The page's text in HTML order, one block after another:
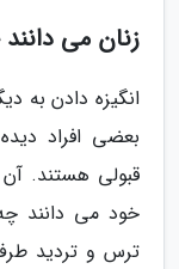
زنان می
انگیزه دادن به
بعضی افراد
قبولی هستند.
خود می دانند
ترس و تردید